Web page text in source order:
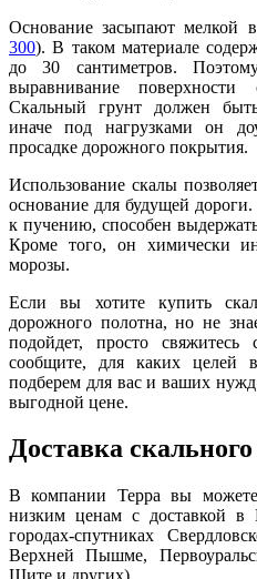
Основание засыпают мелкой
300). В таком материале
до 30 сантиметров.
выравнивание
Скальный грунт должен
иначе под нагрузками он
просадке дорожного покрытия.
Использование скалы
основание для будущей
к пучению, способен
Кроме того, он химически
морозы.
Если вы хотите купить
дорожного полотна, но не
подойдет, просто
сообщите, для каких целей
подберем для вас и ваших
выгодной цене.
Доставка
В компании Терра вы
низким ценам с доставкой в
городах-спутниках
Верхней Пышме,